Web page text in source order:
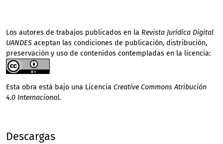
Los autores de trabajos publicados en la Revista Jurídica Digital
UANDES aceptan las condiciones de publicación, distribución,
preservación y uso de contenidos contempladas en la licencia:
Esta obra está bajo una Licencia Creative Commons Atribución
4.0 Internacional.
Descargas